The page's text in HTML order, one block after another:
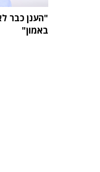
"הענן כבר
באמון"